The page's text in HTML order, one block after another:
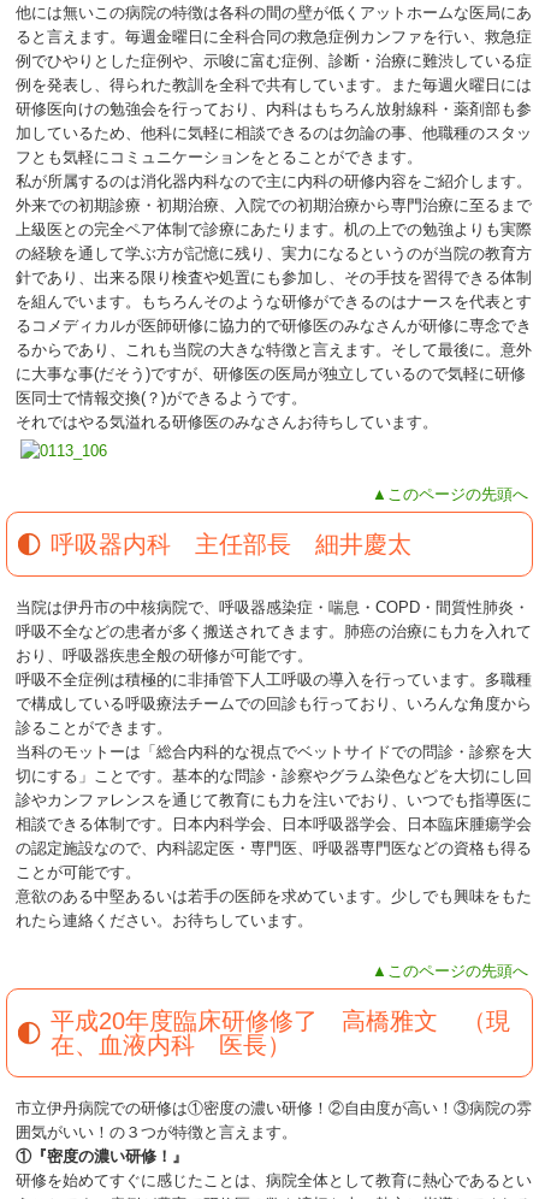
他には無いこの病院の特徴は各科の間の壁が低くアットホームな医局にあ
ると言えます。毎週金曜日に全科合同の救急症例カンファを行い、救急症
例でひやりとした症例や、示唆に富む症例、診断・治療に難渋している症
例を発表し、得られた教訓を全科で共有しています。また毎週火曜日には
研修医向けの勉強会を行っており、内科はもちろん放射線科・薬剤部も参
加しているため、他科に気軽に相談できるのは勿論の事、他職種のスタッ
フとも気軽にコミュニケーションをとることができます。
私が所属するのは消化器内科なので主に内科の研修内容をご紹介します。
外来での初期診療・初期治療、入院での初期治療から専門治療に至るまで
上級医との完全ペア体制で診療にあたります。机の上での勉強よりも実際
の経験を通して学ぶ方が記憶に残り、実力になるというのが当院の教育方
針であり、出来る限り検査や処置にも参加し、その手技を習得できる体制
を組んでいます。もちろんそのような研修ができるのはナースを代表とす
るコメディカルが医師研修に協力的で研修医のみなさんが研修に専念でき
るからであり、これも当院の大きな特徴と言えます。そして最後に。意外
に大事な事(だそう)ですが、研修医の医局が独立しているので気軽に研修
医同士で情報交換(？)ができるようです。
それではやる気溢れる研修医のみなさんお待ちしています。
▲このページの先頭へ
呼吸器内科 主任部長 細井慶太
当院は伊丹市の中核病院で、呼吸器感染症・喘息・COPD・間質性肺炎・
呼吸不全などの患者が多く搬送されてきます。肺癌の治療にも力を入れて
おり、呼吸器疾患全般の研修が可能です。
呼吸不全症例は積極的に非挿管下人工呼吸の導入を行っています。多職種
で構成している呼吸療法チームでの回診も行っており、いろんな角度から
診ることができます。
当科のモットーは「総合内科的な視点でベットサイドでの問診・診察を大
切にする」ことです。基本的な問診・診察やグラム染色などを大切にし回
診やカンファレンスを通じて教育にも力を注いでおり、いつでも指導医に
相談できる体制です。日本内科学会、日本呼吸器学会、日本臨床腫瘍学会
の認定施設なので、内科認定医・専門医、呼吸器専門医などの資格も得る
ことが可能です。
意欲のある中堅あるいは若手の医師を求めています。少しでも興味をもた
れたら連絡ください。お待ちしています。
▲このページの先頭へ
平成20年度臨床研修修了 高橋雅文 （現
在、血液内科 医長）
市立伊丹病院での研修は①密度の濃い研修！②自由度が高い！③病院の雰
囲気がいい！の３つが特徴と言えます。
①『密度の濃い研修！』
研修を始めてすぐに感じたことは、病院全体として教育に熱心であるとい